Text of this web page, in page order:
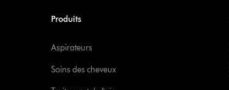
Produits
Aspirateurs
Soins des cheveux